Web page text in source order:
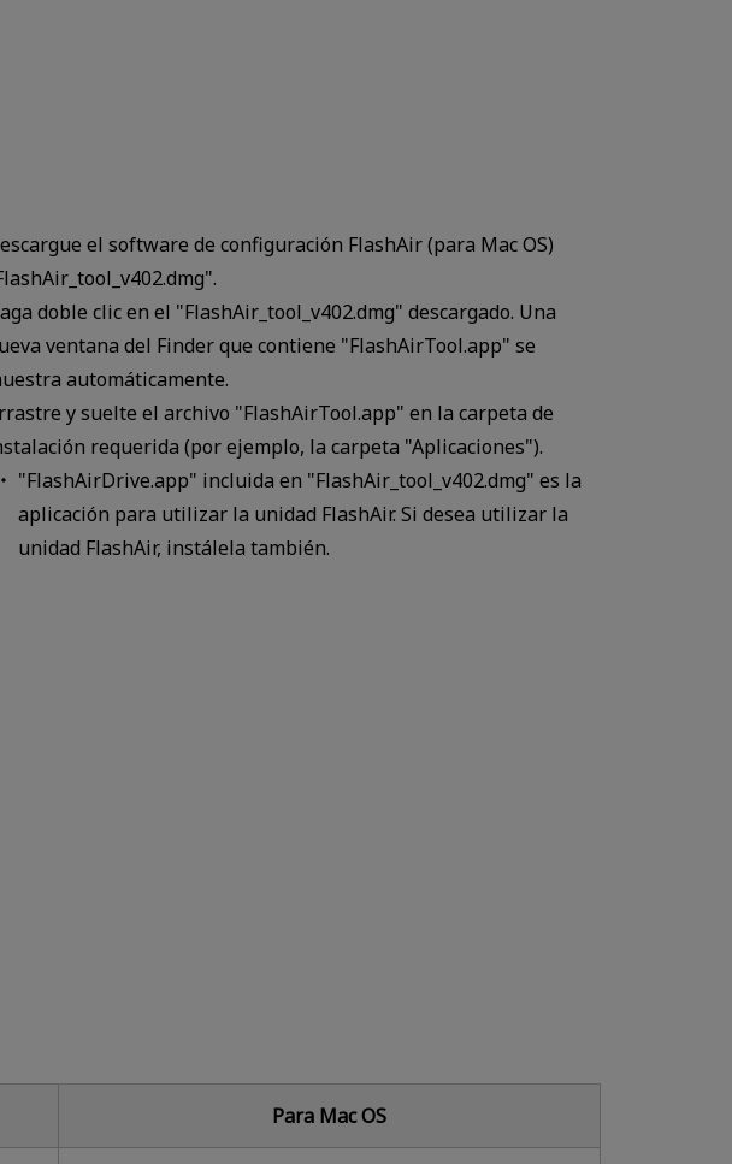
el software de configuración FlashAir (para Mac OS)
doble clic en el "FlashAir_tool_v402.dmg" descargado. Una
ventana del Finder que contiene "FlashAirTool.app" se
automáticamente.
y suelte el archivo "FlashAirTool.app" en la carpeta de
requerida (por ejemplo, la carpeta "Aplicaciones").
"FlashAirDrive.app" incluida en "FlashAir_tool_v402.dmg" es la
aplicación para utilizar la unidad FlashAir. Si desea utilizar la
unidad FlashAir, instálela también.
Para Mac OS